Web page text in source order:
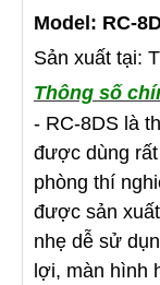
Model: RC-
Sản xuất tại:
Thông số
- RC-8DS là
được dùng
phòng thí
được sản
nhẹ dễ sử
lợi, màn hình